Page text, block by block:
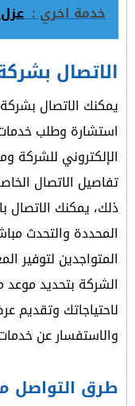
خدمة اخري : عزل
الاتصال
يمكنك الاتصال
استشارة وطلب
الإلكتروني للشركة
تفاصيل الاتصال
ذلك، يمكنك الاتصال
المحددة والتحدث
المتواجدين لتوفير
الشركة بتحديد موعد
لاحتياجاتك وتقديم
والاستفسار عن
طرق التواصل